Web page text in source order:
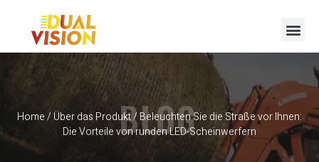
Home/ Über das Produkt/ Beleuchten Sie die Straße vor Ihnen:
Die Vorteile von runden LED-Scheinwerfern
BLOG